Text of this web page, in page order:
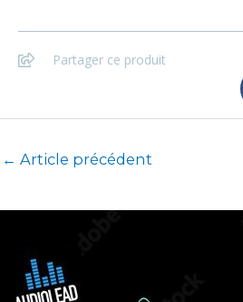
Partager ce produit
← Article précédent